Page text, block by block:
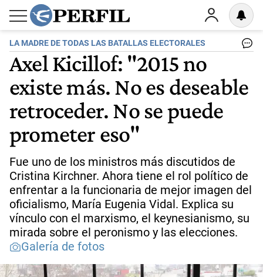
LA MADRE DE TODAS LAS BATALLAS ELECTORALES
Axel Kicillof: "2015 no
existe más. No es deseable
retroceder. No se puede
prometer eso"
Fue uno de los ministros más discutidos de
Cristina Kirchner. Ahora tiene el rol político de
enfrentar a la funcionaria de mejor imagen del
oficialismo, María Eugenia Vidal. Explica su
vínculo con el marxismo, el keynesianismo, su
mirada sobre el peronismo y las elecciones.
Galería de fotos